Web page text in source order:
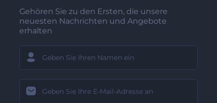
Gehören Sie zu den Ersten, die unsere
neuesten Nachrichten und Angebote
erhalten